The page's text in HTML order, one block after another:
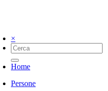
×
Home
Persone